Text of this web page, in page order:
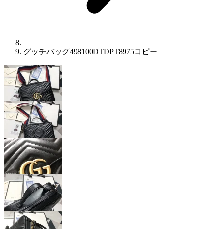
グッチバッグ498100DTDPT8975コピー